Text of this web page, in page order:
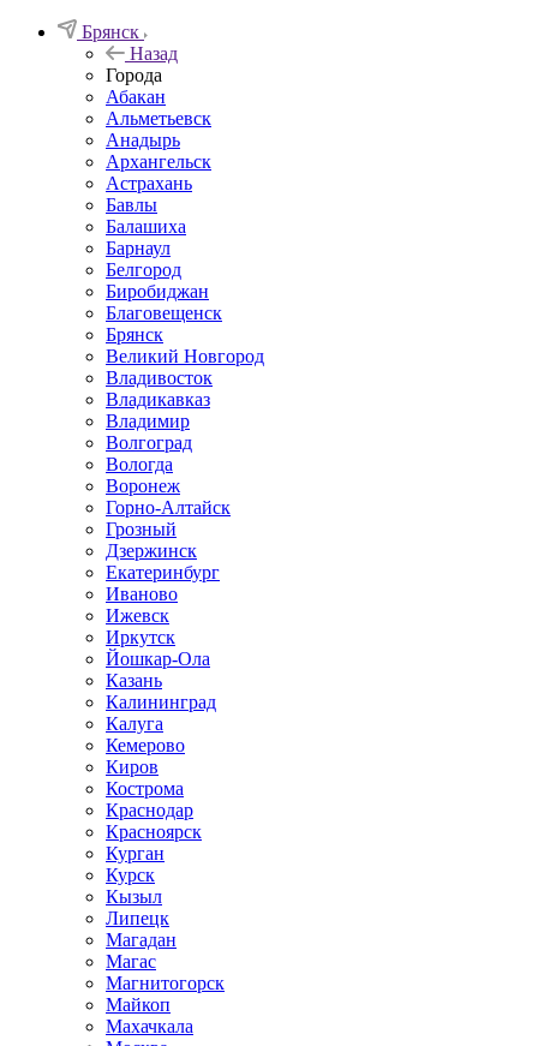
Брянск
Назад
Города
Абакан
Альметьевск
Анадырь
Архангельск
Астрахань
Бавлы
Балашиха
Барнаул
Белгород
Биробиджан
Благовещенск
Брянск
Великий Новгород
Владивосток
Владикавказ
Владимир
Волгоград
Вологда
Воронеж
Горно-Алтайск
Грозный
Дзержинск
Екатеринбург
Иваново
Ижевск
Иркутск
Йошкар-Ола
Казань
Калининград
Калуга
Кемерово
Киров
Кострома
Краснодар
Красноярск
Курган
Курск
Кызыл
Липецк
Магадан
Магас
Магнитогорск
Майкоп
Махачкала